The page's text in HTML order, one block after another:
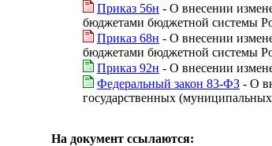
Приказ 56н - О внесении
бюджетами бюджетной системы
Приказ 68н - О внесении
бюджетами бюджетной системы
Приказ 92н - О внесении
Федеральный закон 83-ФЗ - О
государственных
На документ ссылаются: